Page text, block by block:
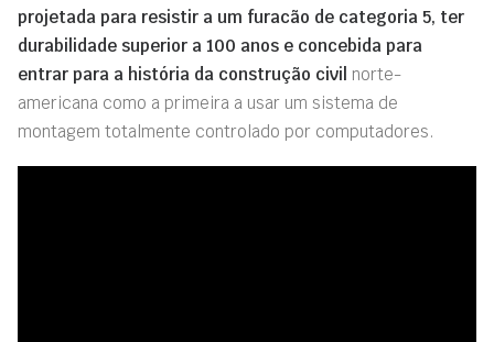
projetada para resistir a um furacão de categoria 5, ter
durabilidade superior a 100 anos e concebida para
entrar para a história da construção civil norte-
americana como a primeira a usar um sistema de
montagem totalmente controlado por computadores.